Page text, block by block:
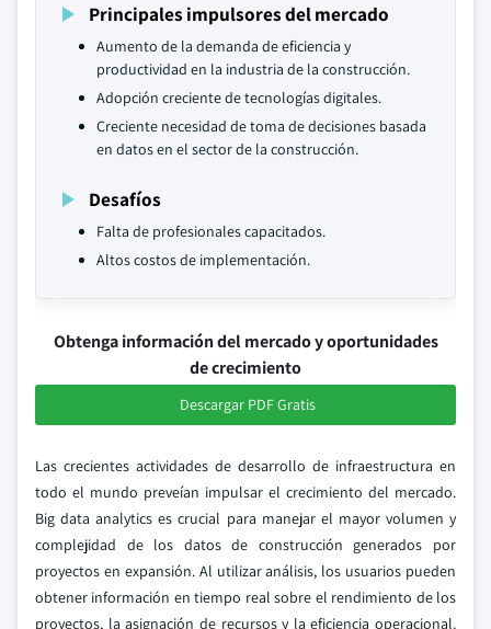
Principales impulsores del mercado
Aumento de la demanda de eficiencia y
productividad en la industria de la construcción.
Adopción creciente de tecnologías digitales.
Creciente necesidad de toma de decisiones basada
en datos en el sector de la construcción.
Desafíos
Falta de profesionales capacitados.
Altos costos de implementación.
Obtenga información del mercado y oportunidades
de crecimiento
Descargar PDF Gratis
Las crecientes actividades de desarrollo de infraestructura en
todo el mundo preveían impulsar el crecimiento del mercado.
Big data analytics es crucial para manejar el mayor volumen y
complejidad de los datos de construcción generados por
proyectos en expansión. Al utilizar análisis, los usuarios pueden
obtener información en tiempo real sobre el rendimiento de los
proyectos, la asignación de recursos y la eficiencia operacional.